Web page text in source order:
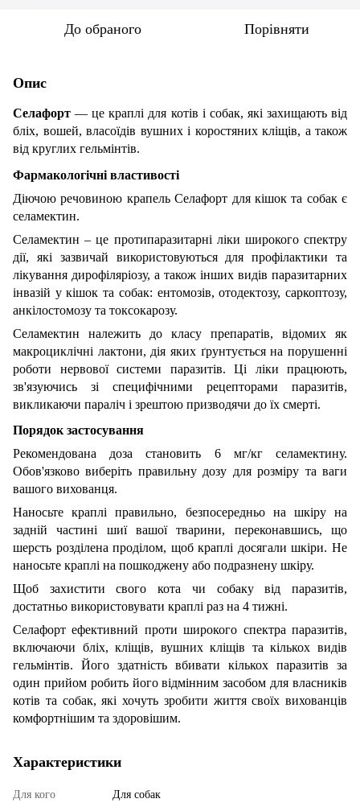
До обраного Порівняти
Опис
Селафорт — це краплі для котів і собак, які захищають від
бліх, вошей, власоїдів вушних і коростяних кліщів, а також
від круглих гельмінтів.
Фармакологічні властивості
Діючою речовиною крапель Селафорт для кішок та собак є
селамектин.
Селамектин – це протипаразитарні ліки широкого спектру
дії, які зазвичай використовуються для профілактики та
лікування дирофіляріозу, а також інших видів паразитарних
інвазій у кішок та собак: ентомозів, отодектозу, саркоптозу,
анкілостомозу та токсокарозу.
Селамектин належить до класу препаратів, відомих як
макроциклічні лактони, дія яких ґрунтується на порушенні
роботи нервової системи паразитів. Ці ліки працюють,
зв'язуючись зі специфічними рецепторами паразитів,
викликаючи параліч і зрештою призводячи до їх смерті.
Порядок застосування
Рекомендована доза становить 6 мг/кг селамектину.
Обов'язково виберіть правильну дозу для розміру та ваги
вашого вихованця.
Наносьте краплі правильно, безпосередньо на шкіру на
задній частині шиї вашої тварини, переконавшись, що
шерсть розділена проділом, щоб краплі досягали шкіри. Не
наносьте краплі на пошкоджену або подразнену шкіру.
Щоб захистити свого кота чи собаку від паразитів,
достатньо використовувати краплі раз на 4 тижні.
Селафорт ефективний проти широкого спектра паразитів,
включаючи бліх, кліщів, вушних кліщів та кількох видів
гельмінтів. Його здатність вбивати кількох паразитів за
один прийом робить його відмінним засобом для власників
котів та собак, які хочуть зробити життя своїх вихованців
комфортнішим та здоровішим.
Характеристики
Для кого Для собак